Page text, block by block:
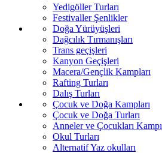
Yedigöller Turları
Festivaller Şenlikler
Doğa Yürüyüşleri
Dağcılık Tırmanışları
Trans geçişleri
Kanyon Geçişleri
Macera/Gençlik Kampları
Rafting Turları
Dalış Turları
Çocuk ve Doğa Kampları
Çocuk ve Doğa Turları
Anneler ve Çocukları Kampı
Okul Turları
Alternatif Yaz okulları